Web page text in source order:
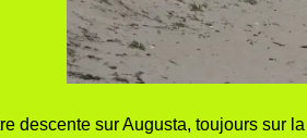
descente sur Augusta, toujours sur